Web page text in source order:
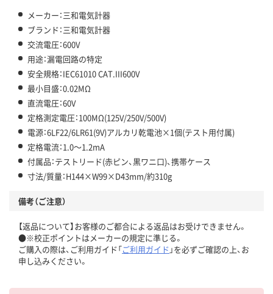
メーカー：三和電気計器
ブランド：三和電気計器
交流電圧：600V
用途：漏電回路の特定
安全規格：IEC61010 CAT.III600V
最小目盛：0.02MΩ
直流電圧：60V
定格測定電圧：100MΩ(125V/250V/500V)
電源：6LF22/6LR61(9V)アルカリ乾電池×1個(テスト用付属)
定格電流：1.0～1.2mA
付属品：テストリード(赤ピン、黒ワニ口)、携帯ケース
寸法/質量：H144×W99×D43mm/約310g
備考（ご注意）
【返品について】お客様のご都合による返品はお受けできません。
●※校正ポイントはメーカーの規定に準じる。
ご購入の際は、ご利用ガイド「ご利用ガイド 」を必ずご確認の上、お
申し込みください。